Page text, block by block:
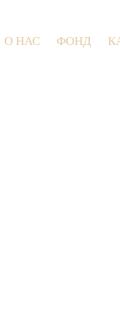
О НАС ФОНД